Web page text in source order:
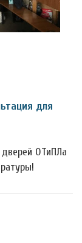
для
ОТиПЛа